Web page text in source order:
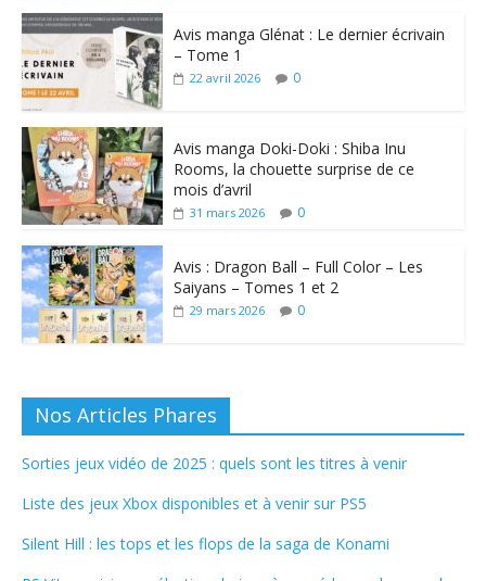
Avis manga Glénat : Le dernier écrivain
– Tome 1
22 avril 2026 0
Avis manga Doki-Doki : Shiba Inu
Rooms, la chouette surprise de ce
mois d’avril
31 mars 2026 0
Avis : Dragon Ball – Full Color – Les
Saiyans – Tomes 1 et 2
29 mars 2026 0
Nos Articles Phares
Sorties jeux vidéo de 2025 : quels sont les titres à venir
Liste des jeux Xbox disponibles et à venir sur PS5
Silent Hill : les tops et les flops de la saga de Konami